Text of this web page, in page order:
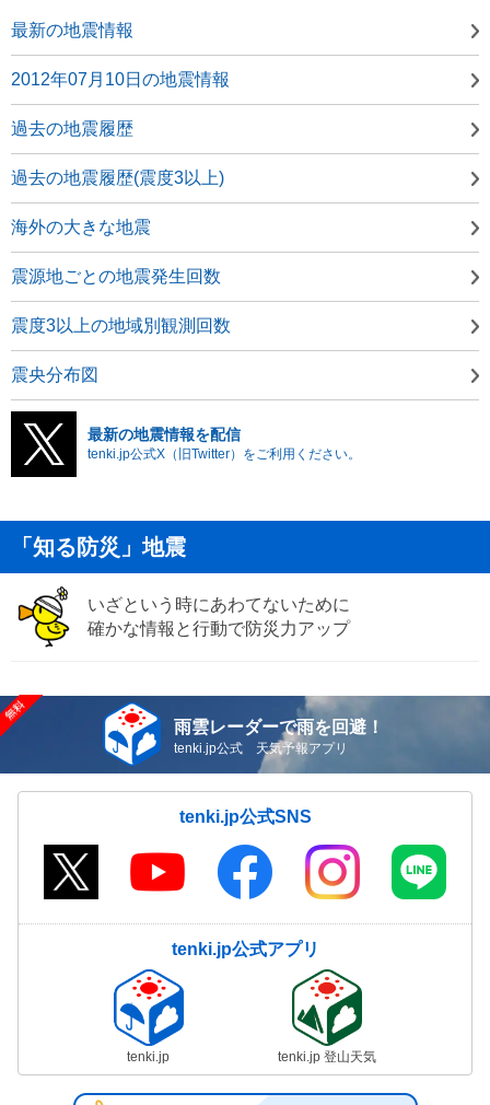
最新の地震情報
2012年07月10日の地震情報
過去の地震履歴
過去の地震履歴(震度3以上)
海外の大きな地震
震源地ごとの地震発生回数
震度3以上の地域別観測回数
震央分布図
最新の地震情報を配信
tenki.jp公式X（旧Twitter）をご利用ください。
「知る防災」地震
いざという時にあわてないために
確かな情報と行動で防災力アップ
雨雲レーダーで雨を回避！
tenki.jp公式 天気予報アプリ
tenki.jp公式SNS
tenki.jp公式アプリ
tenki.jp tenki.jp 登山天気